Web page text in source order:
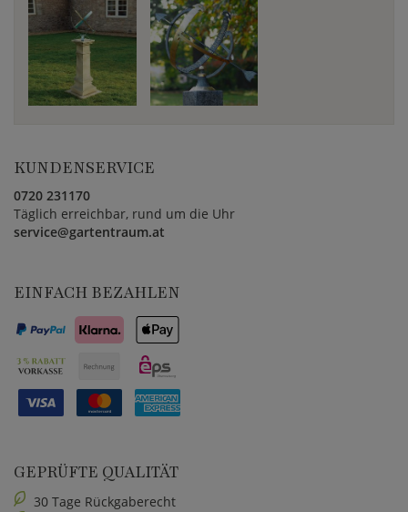
KUNDENSERVICE
0720 231170
Täglich erreichbar, rund um die Uhr
service@gartentraum.at
EINFACH BEZAHLEN
GEPRÜFTE QUALITÄT
30 Tage Rückgaberecht